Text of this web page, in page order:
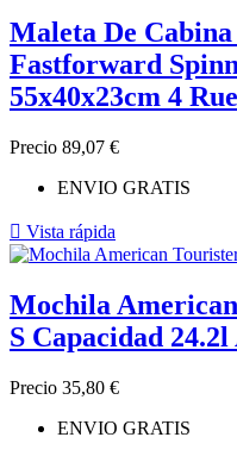
Maleta De
Fastforward
55x40x23cm 4
Precio 89,07 €
ENVIO GRATIS
 Vista rápida
Mochila
S Capacidad 24.2l
Precio 35,80 €
ENVIO GRATIS